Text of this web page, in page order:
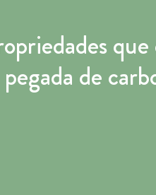
que
de